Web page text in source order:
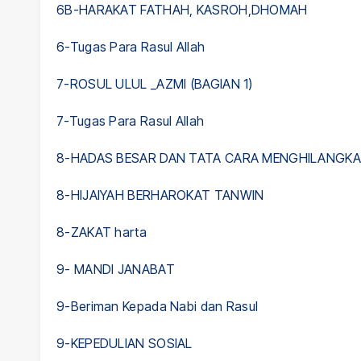
6B-HARAKAT FATHAH, KASROH,DHOMAH
6-Tugas Para Rasul Allah
7-ROSUL ULUL _AZMI (BAGIAN 1)
7-Tugas Para Rasul Allah
8-HADAS BESAR DAN TATA CARA
8-HIJAIYAH BERHAROKAT TANWIN
8-ZAKAT harta
9- MANDI JANABAT
9-Beriman Kepada Nabi dan Rasul
9-KEPEDULIAN SOSIAL